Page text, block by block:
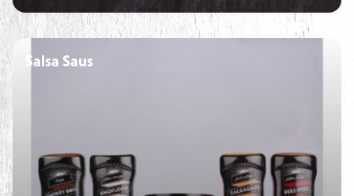
Salsa Saus